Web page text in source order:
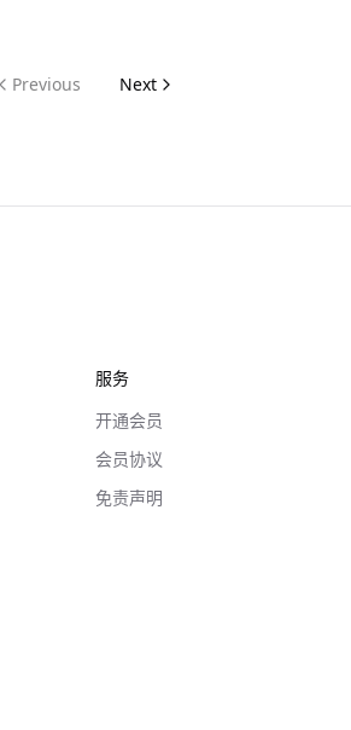
Previous Next
服务
开通会员
会员协议
免责声明